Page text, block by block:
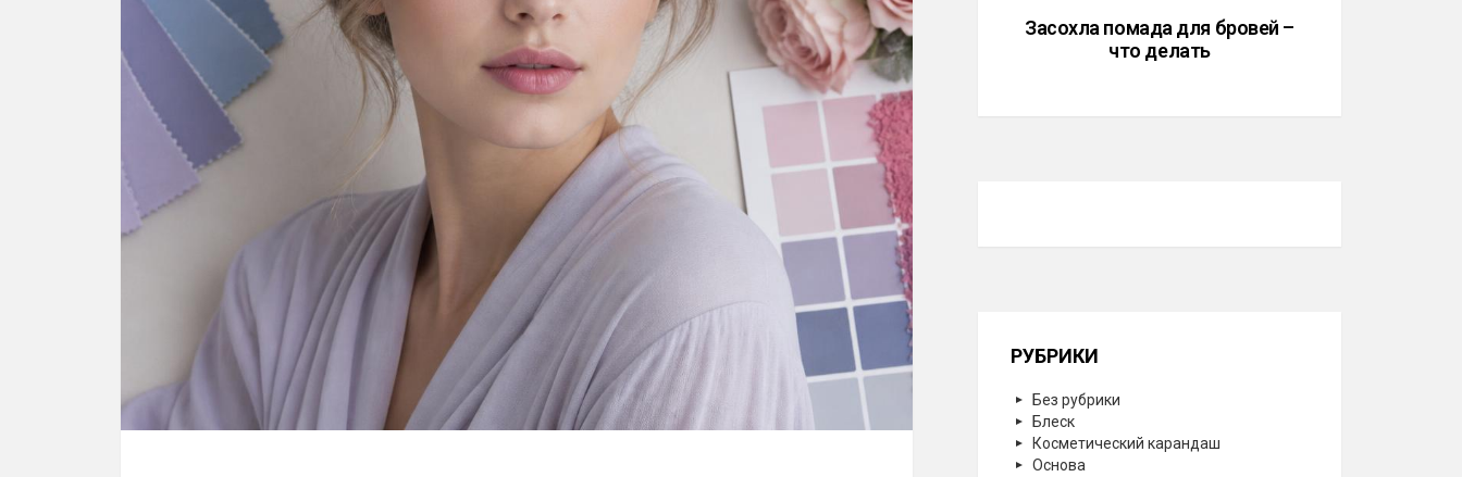
Засохла помада для бровей –
что делать
РУБРИКИ
Без рубрики
Блеск
Косметический карандаш
Основа